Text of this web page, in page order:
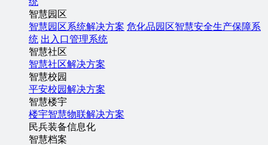
智慧园区
智慧园区系统解决方案 危化品园区智慧安全生产保障系
统 出入口管理系统
智慧社区
智慧社区解决方案
智慧校园
平安校园解决方案
智慧楼宇
楼宇智慧物联解决方案
民兵装备信息化
智慧档案